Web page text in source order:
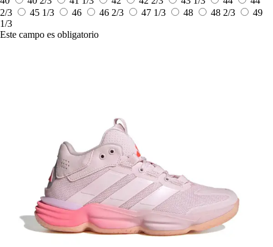
2/3
45 1/3 46 46 2/3 47 1/3 48 48 2/3
49
1/3
Este campo es obligatorio